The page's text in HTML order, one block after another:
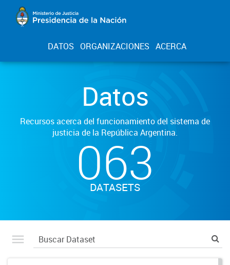
DATOS ORGANIZACIONES ACERCA
Datos
Recursos acerca del funcionamiento del sistema de
justicia de la República Argentina.
063
DATASETS